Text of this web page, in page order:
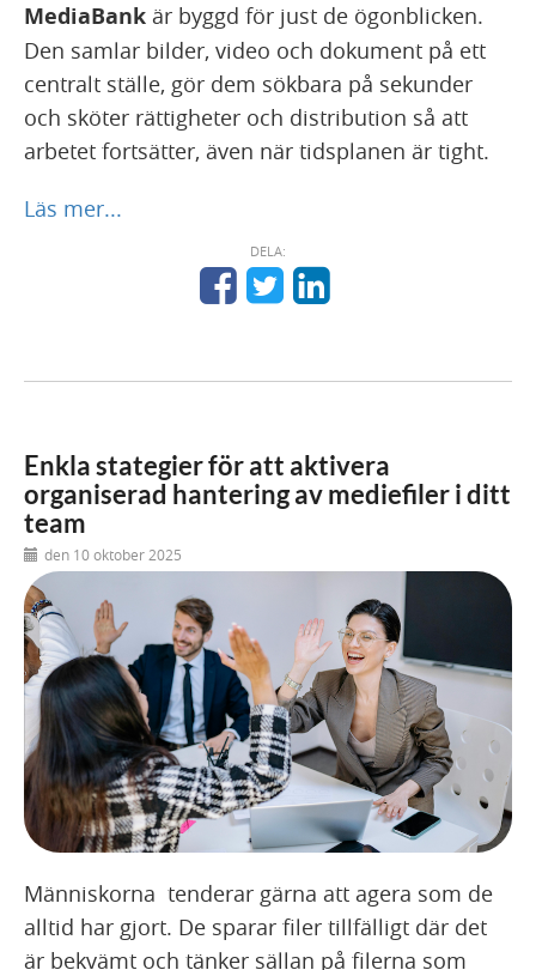
MediaBank är byggd för just de ögonblicken.
Den samlar bilder, video och dokument på ett
centralt ställe, gör dem sökbara på sekunder
och sköter rättigheter och distribution så att
arbetet fortsätter, även när tidsplanen är tight.
Läs mer...
DELA:
Enkla stategier för att aktivera
organiserad hantering av mediefiler i ditt
team
den 10 oktober 2025
Människorna tenderar gärna att agera som de
alltid har gjort. De sparar filer tillfälligt där det
är bekvämt och tänker sällan på filerna som